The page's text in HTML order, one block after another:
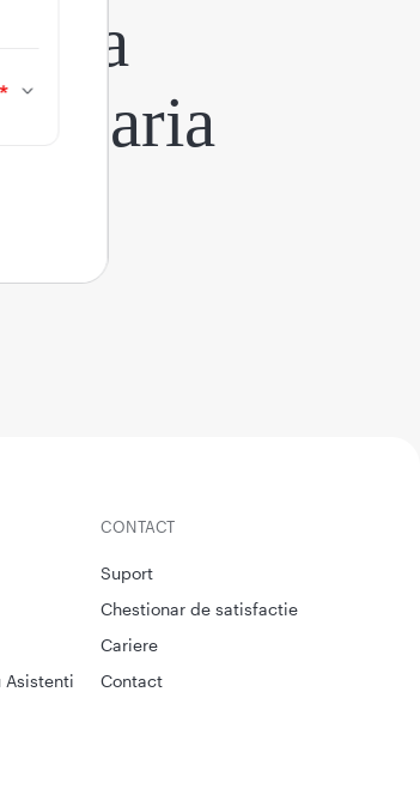
Maria
CONTACT
Suport
Chestionar de satisfactie
Cariere
Contact
Asistenti